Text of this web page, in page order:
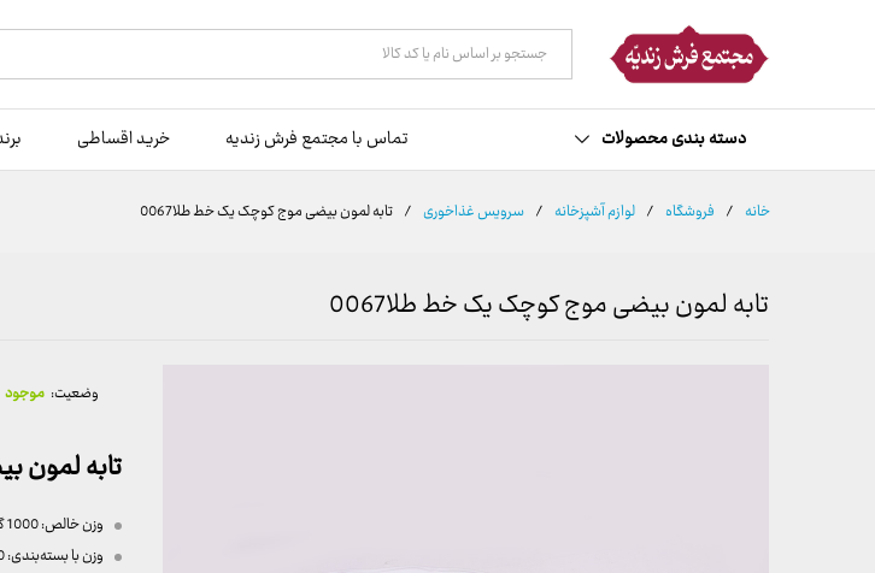
همه دسته ها
دسته بندی محصولات تماس با مجتمع فرش زندیه خرید اقساطی
خانه / فروشگاه / لوازم آشپزخانه / سرویس غذاخوری / تابه لمون بیضی موج کوچک یک خط طلا0067
تابه لمون بیضی موج کوچک یک خط طلا0067
وضعیت: موجود
تابه لمون
وزن خالص:1000 گرم
وزن با بسته‌بندی:
توضیحات نظرات (0)